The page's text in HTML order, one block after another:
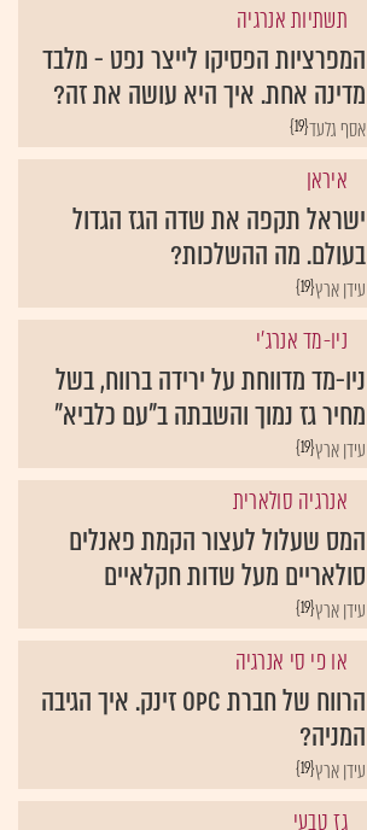
תשתיות אנרגיה
המפרציות הפסיקו לייצר נפט - מלבד
מדינה אחת. איך היא עושה את זה?
{19}אסף גלעד
איראן
ישראל תקפה את שדה הגז הגדול
בעולם. מה ההשלכות?
{19}עידן ארץ
ניו-מד אנרג'י
ניו-מד מדווחת על ירידה ברווח, בשל
מחיר גז נמוך והשבתה ב"עם כלביא"
{19}עידן ארץ
אנרגיה סולארית
המס שעלול לעצור הקמת פאנלים
סולאריים מעל שדות חקלאיים
{19}עידן ארץ
או פי סי אנרגיה
הרווח של חברת OPC זינק. איך הגיבה
המניה?
{19}עידן ארץ
גז טבעי